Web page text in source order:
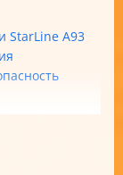
StarLine A93
A93